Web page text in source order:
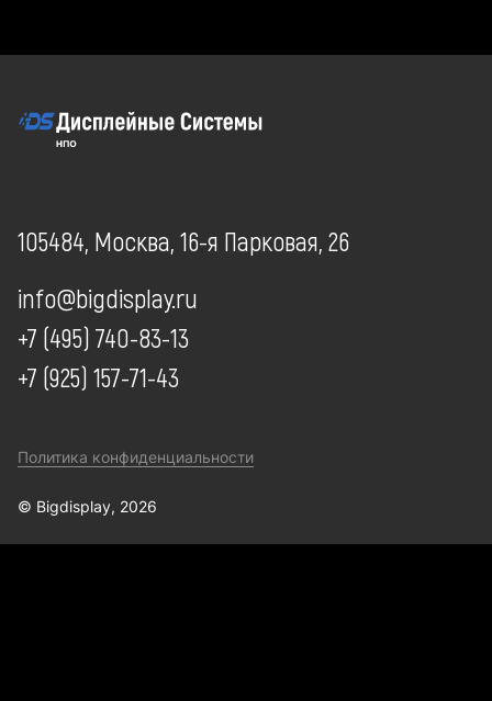
105484, Москва, 16-я Парковая, 26
info@bigdisplay.ru
+7 (495) 740-83-13
+7 (925) 157-71-43
© Bigdisplay, 2026
Политика конфиденциальности